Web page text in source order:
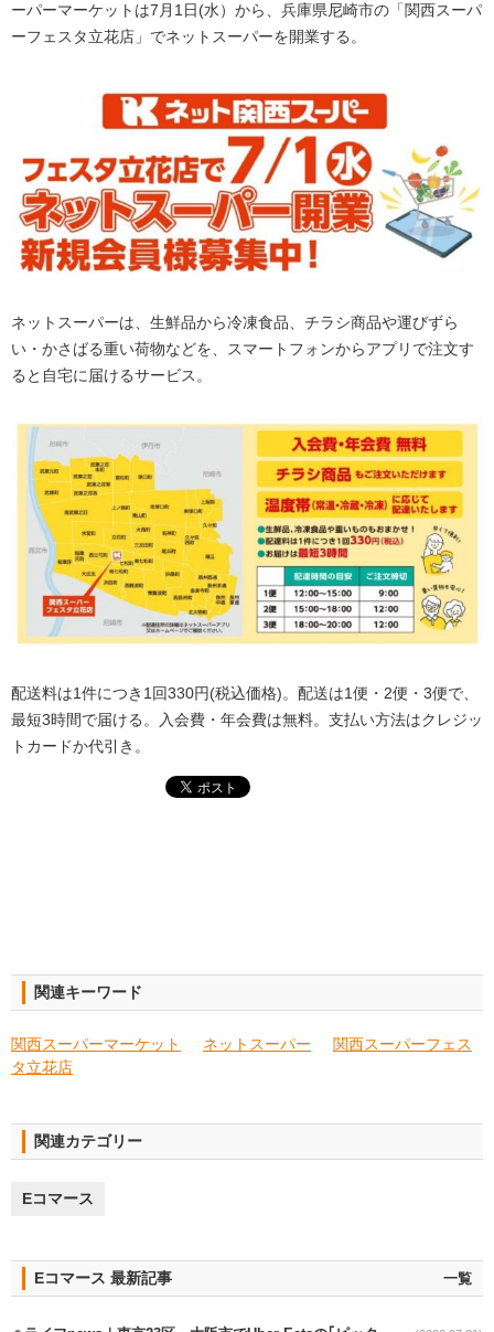
ーパーマーケットは7月1日(水）から、兵庫県尼崎市の「関西スーパ
ーフェスタ立花店」でネットスーパーを開業する。
ネットスーパーは、生鮮品から冷凍食品、チラシ商品や運びずら
い・かさばる重い荷物などを、スマートフォンからアプリで注文す
ると自宅に届けるサービス。
配送料は1件につき1回330円(税込価格)。配送は1便・2便・3便で、
最短3時間で届ける。入会費・年会費は無料。支払い方法はクレジッ
トカードか代引き。
関連キーワード
関西スーパーマーケット ネットスーパー
関西スーパーフェス
タ立花店
関連カテゴリー
Eコマース
Eコマース 最新記事 一覧